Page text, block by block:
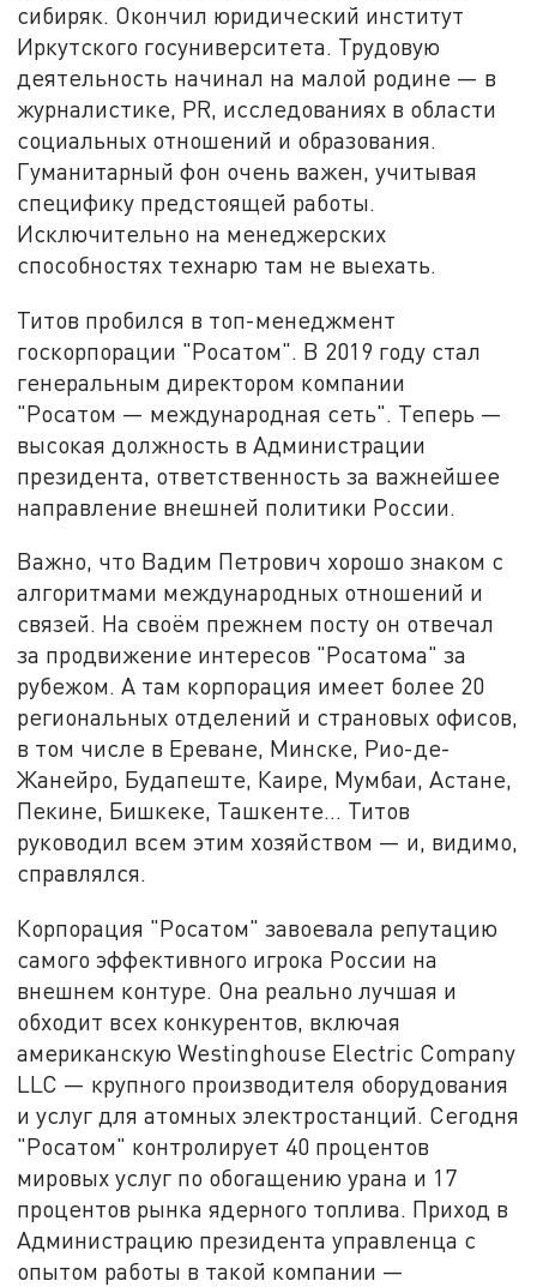
сибиряк. Окончил юридический институт
Иркутского госуниверситета. Трудовую
деятельность начинал на малой родине — в
журналистике, PR, исследованиях в области
социальных отношений и образования.
Гуманитарный фон очень важен, учитывая
специфику предстоящей работы.
Исключительно на менеджерских
способностях технарю там не выехать.
Титов пробился в топ-менеджмент
госкорпорации "Росатом". В 2019 году стал
генеральным директором компании
"Росатом — международная сеть". Теперь —
высокая должность в Администрации
президента, ответственность за важнейшее
направление внешней политики России.
Важно, что Вадим Петрович хорошо знаком с
алгоритмами международных отношений и
связей. На своём прежнем посту он отвечал
за продвижение интересов "Росатома" за
рубежом. А там корпорация имеет более 20
региональных отделений и страновых офисов,
в том числе в Ереване, Минске, Рио-де-
Жанейро, Будапеште, Каире, Мумбаи, Астане,
Пекине, Бишкеке, Ташкенте… Титов
руководил всем этим хозяйством — и, видимо,
справлялся.
Корпорация "Росатом" завоевала репутацию
самого эффективного игрока России на
внешнем контуре. Она реально лучшая и
обходит всех конкурентов, включая
американскую Westinghouse Electric Company
LLC — крупного производителя оборудования
и услуг для атомных электростанций. Сегодня
"Росатом" контролирует 40 процентов
мировых услуг по обогащению урана и 17
процентов рынка ядерного топлива. Приход в
Администрацию президента управленца с
опытом работы в такой компании —